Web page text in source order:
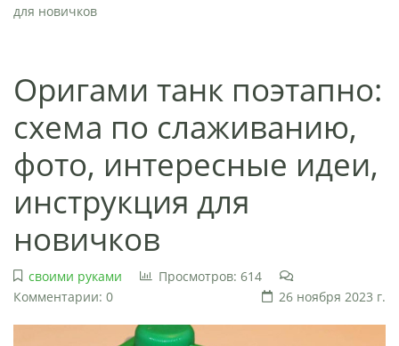
для новичков
Оригами танк поэтапно:
схема по слаживанию,
фото, интересные идеи,
инструкция для
новичков
своими руками
Просмотров: 614
Комментарии: 0
26 ноября 2023 г.